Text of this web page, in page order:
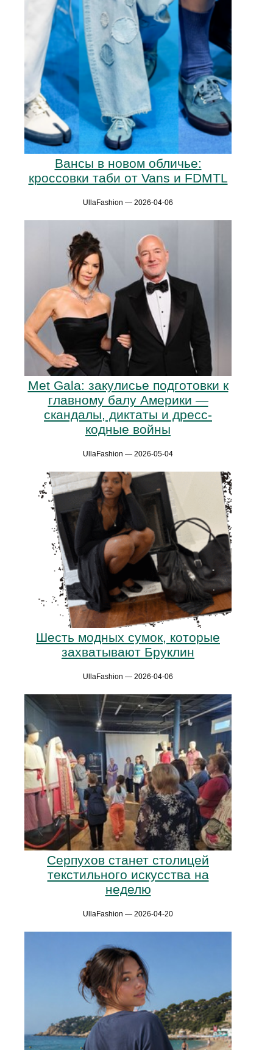
Вансы в новом обличье:
кроссовки таби от Vans и FDMTL
UllaFashion — 2026-04-06
Met Gala: закулисье подготовки к
главному балу Америки —
скандалы, диктаты и дресс-
кодные войны
UllaFashion — 2026-05-04
Шесть модных сумок, которые
захватывают Бруклин
UllaFashion — 2026-04-06
Серпухов станет столицей
текстильного искусства на
неделю
UllaFashion — 2026-04-20